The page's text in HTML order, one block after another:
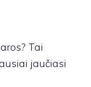
Tai
jaučiasi